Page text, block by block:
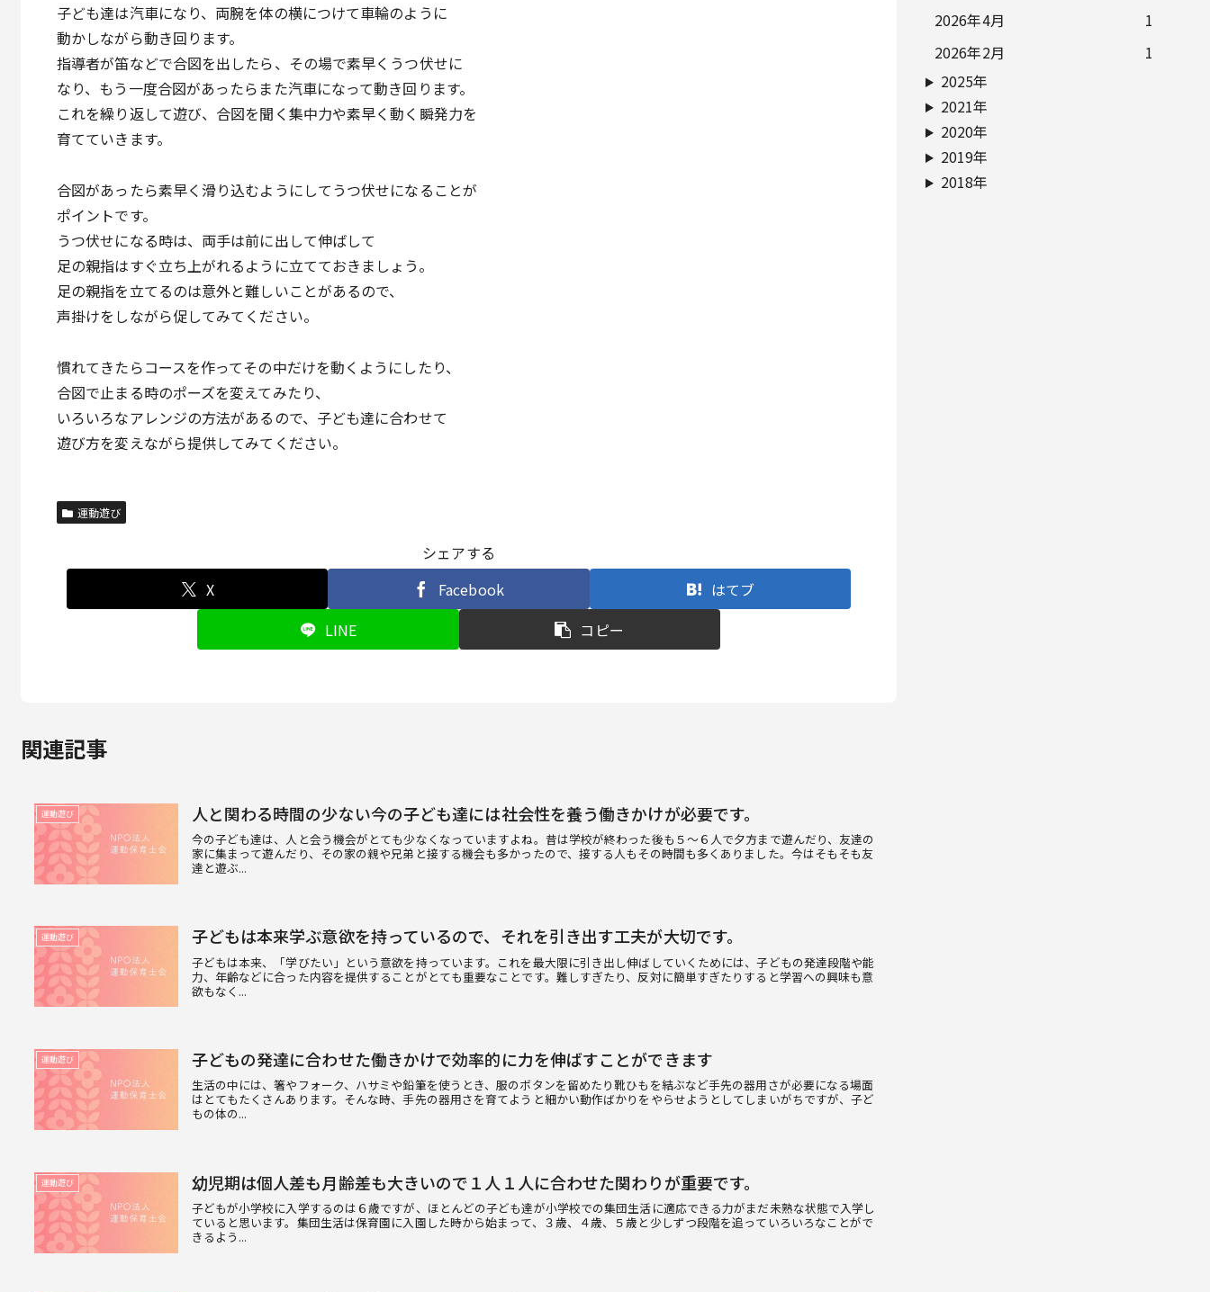
子ども達は汽車になり、両腕を体の横につけて車輪のように
動かしながら動き回ります。
指導者が笛などで合図を出したら、その場で素早くうつ伏せに
なり、もう一度合図があったらまた汽車になって動き回ります。
これを繰り返して遊び、合図を聞く集中力や素早く動く瞬発力を
育てていきます。
合図があったら素早く滑り込むようにしてうつ伏せになることが
ポイントです。
うつ伏せになる時は、両手は前に出して伸ばして
足の親指はすぐ立ち上がれるように立てておきましょう。
足の親指を立てるのは意外と難しいことがあるので、
声掛けをしながら促してみてください。
慣れてきたらコースを作ってその中だけを動くようにしたり、
合図で止まる時のポーズを変えてみたり、
いろいろなアレンジの方法があるので、子ども達に合わせて
遊び方を変えながら提供してみてください。
運動遊び
シェアする
X
Facebook
はてブ
LINE
コピー
関連記事
運動遊び 人と関わる時間の少ない今の子ども達には社会性を養う働きかけが必要です。
今の子ども達は、人と会う機会がとても少なくなっていますよね。昔は学校が終わった後も５～６人で夕方まで遊んだり、友達の
家に集まって遊んだり、その家の親や兄弟と接する機会も多かったので、接する人もその時間も多くありました。今はそもそも友
達と遊ぶ...
運動遊び 子どもは本来学ぶ意欲を持っているので、それを引き出す工夫が大切です。
子どもは本来、「学びたい」という意欲を持っています。これを最大限に引き出し伸ばしていくためには、子どもの発達段階や能
力、年齢などに合った内容を提供することがとても重要なことです。難しすぎたり、反対に簡単すぎたりすると学習への興味も意
欲もなく...
運動遊び 子どもの発達に合わせた働きかけで効率的に力を伸ばすことができます
生活の中には、箸やフォーク、ハサミや鉛筆を使うとき、服のボタンを留めたり靴ひもを結ぶなど手先の器用さが必要になる場面
はとてもたくさんあります。そんな時、手先の器用さを育てようと細かい動作ばかりをやらせようとしてしまいがちですが、子ど
もの体の...
運動遊び 幼児期は個人差も月齢差も大きいので１人１人に合わせた関わりが重要です。
子どもが小学校に入学するのは６歳ですが、ほとんどの子ども達が小学校での集団生活に適応できる力がまだ未熟な状態で入学し
ていると思います。集団生活は保育園に入園した時から始まって、３歳、４歳、５歳と少しずつ段階を追っていろいろなことがで
きるよう...
2026年4月
1
2026年2月
1
2025年
2021年
2020年
2019年
2018年